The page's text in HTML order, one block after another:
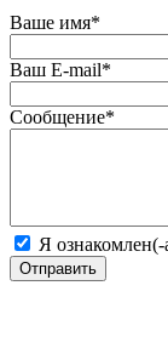
Ваше имя*
Ваш E-mail*
Сообщение*
Я ознакомлен(-